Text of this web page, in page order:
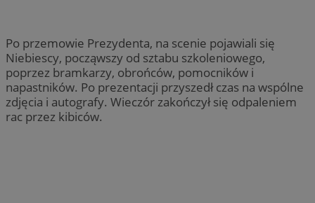
Po przemowie Prezydenta, na scenie pojawiali się
Niebiescy, począwszy od sztabu szkoleniowego,
poprzez bramkarzy, obrońców, pomocników i
napastników. Po prezentacji przyszedł czas na wspólne
zdjęcia i autografy. Wieczór zakończył się odpaleniem
rac przez kibiców.